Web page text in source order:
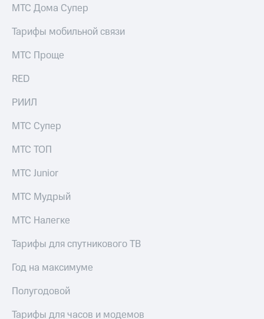
Описание
Программа
Порядок
выкупа
Описание
Уведомление
погашении
облигаций
Реквизиты
Контакты
развитие
На главную
МТС Дома Супер
Тарифы мобильной связи
МТС Проще
RED
РИИЛ
МТС Супер
МТС ТОП
МТС Junior
МТС Мудрый
МТС Налегке
Тарифы для спутникового ТВ
Год на максимуме
Полугодовой
Тарифы для часов и модемов